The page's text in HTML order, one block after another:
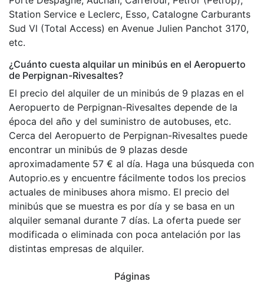
Station Service e Leclerc, Esso, Catalogne Carburants
Sud Vl (Total Access) en Avenue Julien Panchot 3170,
etc.
¿Cuánto cuesta alquilar un minibús en el Aeropuerto
de Perpignan-Rivesaltes?
El precio del alquiler de un minibús de 9 plazas en el
Aeropuerto de Perpignan-Rivesaltes depende de la
época del año y del suministro de autobuses, etc.
Cerca del Aeropuerto de Perpignan-Rivesaltes puede
encontrar un minibús de 9 plazas desde
aproximadamente 57 € al día. Haga una búsqueda con
Autoprio.es y encuentre fácilmente todos los precios
actuales de minibuses ahora mismo. El precio del
minibús que se muestra es por día y se basa en un
alquiler semanal durante 7 días. La oferta puede ser
modificada o eliminada con poca antelación por las
distintas empresas de alquiler.
Páginas